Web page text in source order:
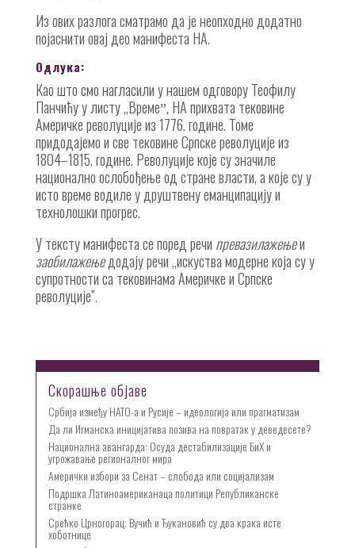
Из ових разлога сматрамо да је неопходно додатно
појаснити овај део манифеста НА.
Одлука:
Као што смо нагласили у нашем одговору Теофилу
Панчићу у листу „Времеˮ, НА прихвата тековине
Америчке револуције из 1776. године. Томе
придодајемо и све тековине Српске револуције из
1804–1815. године. Револуције које су значиле
национално ослобођење од стране власти, а које су у
исто време водиле у друштвену еманципацију и
технолошки прогрес.
У тексту манифеста се поред речи превазилажењеи
заобилажењедодају речи „искуства модерне која су у
супротности са тековинама Америчке и Српске
револуције”.
Скорашње објаве
Србија између НАТО-а и Русије – идеологија или прагматизам
Да ли Игманска иницијатива позива на повратак у деведесете?
Национална авангарда: Осуда дестабилизације БиХ и
угрожавање регионалног мира
Амерички избори за Сенат – слобода или социјализам
Подршка Латиноамериканаца политици Републиканске
странке
Срећко Црногорац: Вучић и Ђукановић су два крака исте
хоботнице